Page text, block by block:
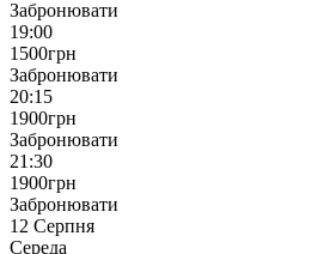
Забронювати
19:00
1500грн
Забронювати
20:15
1900грн
Забронювати
21:30
1900грн
Забронювати
12 Серпня
Середа